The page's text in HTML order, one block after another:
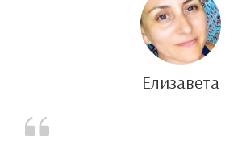
Елизавета